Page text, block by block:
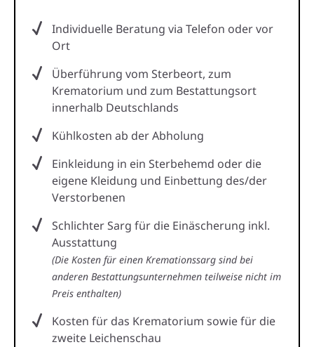
Individuelle Beratung via Telefon oder vor
Ort
Überführung vom Sterbeort, zum
Krematorium und zum Bestattungsort
innerhalb Deutschlands
Kühlkosten ab der Abholung
Einkleidung in ein Sterbehemd oder die
eigene Kleidung und Einbettung des/der
Verstorbenen
Schlichter Sarg für die Einäscherung inkl.
Ausstattung
(Die Kosten für einen Kremationssarg sind bei
anderen Bestattungsunternehmen teilweise nicht im
Preis enthalten)
Kosten für das Krematorium sowie für die
zweite Leichenschau